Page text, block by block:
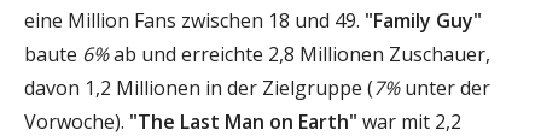
eine Million Fans zwischen 18 und 49. "Family Guy"
baute 6%ab und erreichte 2,8 Millionen Zuschauer,
davon 1,2 Millionen in der Zielgruppe (7%unter der
Vorwoche). "The Last Man on Earth" war mit 2,2